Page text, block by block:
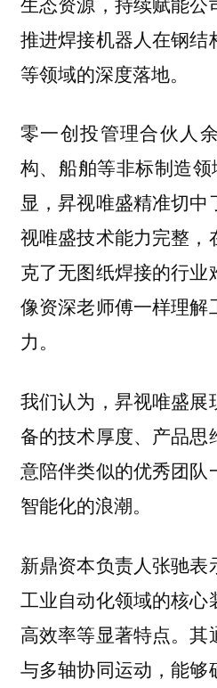
推进焊接机器人在钢
等领域的深度落地。
零一创投管理合伙人
构、船舶等非标制造领
显，昇视唯盛精准切
视唯盛技术能力完整，
克了无图纸焊接的行
像资深老师傅一样理
力。
我们认为，昇视唯盛
备的技术厚度、产品思
意陪伴类似的优秀团队
智能化的浪潮。
新鼎资本负责人张驰表
工业自动化领域的核心
高效率等显著特点。
与多轴协同运动，能够